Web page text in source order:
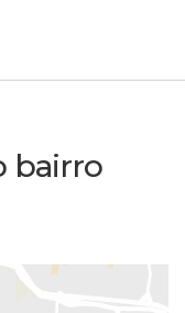
bairro